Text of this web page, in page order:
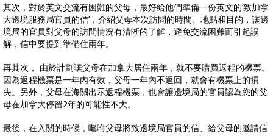
其次，對於英文交流有困難的父母，最好給他們準備一份英文的‘致加拿
大邊境服務局官員的信’，介紹父母本次訪問的時間、地點和目的，讓邊
境局的官員對父母的訪問情況有清晰的了解，避免交流困難而引起誤
解，信中要提到準備住兩年。
再其次， 由於計劃讓父母在加拿大居住兩年，就不要購買返程的機票。
因為返程機票是一年內有效，父母一年內不返回，就會有機票上的損
失。另外，父母在海關出示返程機票，也會讓邊境局的官員認為您的父
母在加拿大停留2年的可能性不大。
最後，在入關的時候，囑咐父母將致邊境局官員的信、給父母的邀請信